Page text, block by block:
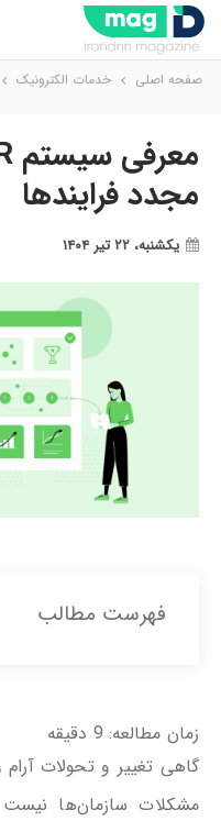
صفحه اصلی خدمات الکترونیک
مجدد فرایندها
یکشنبه، ۲۲ تیر ۱۴۰۴
فهرست مطالب
زمان مطالعه: 9 دقیقه
گاهی تغییر و تحولات
مشکلات سازمان‌ها